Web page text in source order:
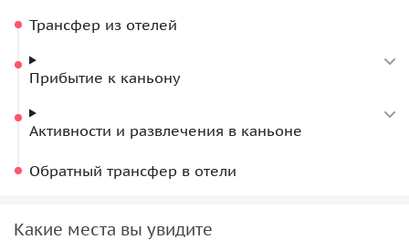
отправится к каньону Гёйнюк. Во время прогулки вы
водопад. Также на территории доступны дополнительные
желанию).
который поможет с организационными вопросами. Вы
Трансфер из отелей
Прибытие к каньону
Активности и развлечения в каньоне
Обратный трансфер в отели
Какие места вы увидите